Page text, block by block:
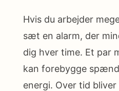
Hvis du arbejder
sæt en alarm, der
dig hver time. Et par
kan forebygge
energi. Over tid